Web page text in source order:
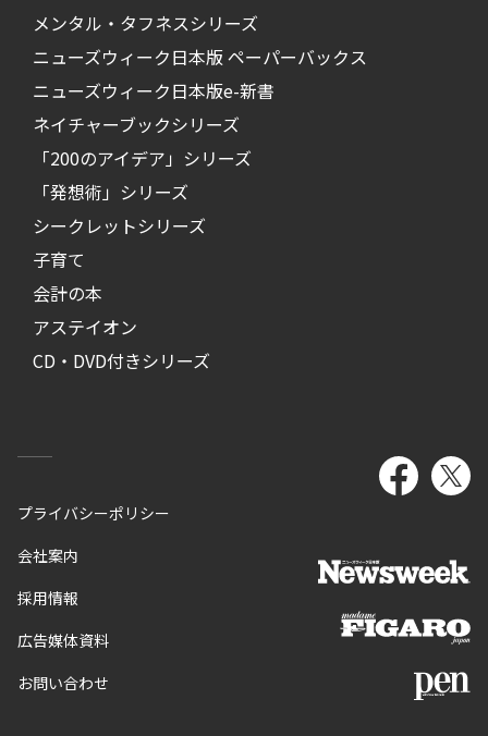
メンタル・タフネスシリーズ
ニューズウィーク日本版 ペーパーバックス
ニューズウィーク日本版e-新書
ネイチャーブックシリーズ
「200のアイデア」シリーズ
「発想術」シリーズ
シークレットシリーズ
子育て
会計の本
アステイオン
CD・DVD付きシリーズ
プライバシーポリシー
会社案内
採用情報
広告媒体資料
お問い合わせ